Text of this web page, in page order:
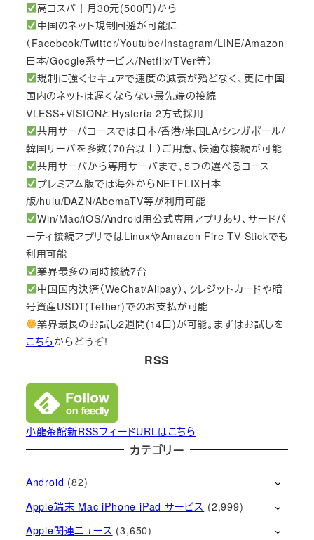
高コスパ！月30元(500円)から
中国のネット規制回避が可能に
（Facebook/Twitter/Youtube/Instagram/LINE/Amazon
日本/Google系サービス/Netflix/TVer等）
規制に強くセキュアで速度の減衰が殆どなく、更に中国
国内のネットは遅くならない最先端の接続
VLESS+VISIONとHysteria 2方式採用
共用サーバコースでは日本/香港/米国LA/シンガポール/
韓国サーバを多数（70台以上）ご用意、快適な接続が可能
共用サーバから専用サーバまで、5つの選べるコース
プレミアム版では海外からNETFLIX日本
版/hulu/DAZN/AbemaTV等が利用可能
Win/Mac/iOS/Android用公式専用アプリあり、サードパ
ーティ接続アプリではLinuxやAmazon Fire TV Stickでも
利用可能
業界最多の同時接続7台
中国国内決済（WeChat/Alipay）、クレジットカードや暗
号資産USDT(Tether)でのお支払が可能
業界最長のお試し2週間(14日)が可能。まずはお試しを
こちらからどうぞ!
RSS
小龍茶館新RSSフィードURLはこちら
カテゴリー
Android (82)
Apple端末 Mac iPhone iPad サービス (2,999)
Apple関連ニュース (3,650)